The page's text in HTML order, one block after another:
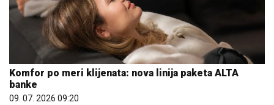
Komfor po meri klijenata: nova linija paketa ALTA
banke
09. 07. 2026 09:20